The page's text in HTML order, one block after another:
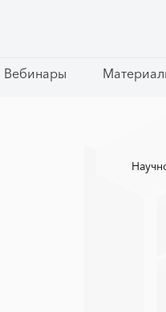
Вебинары
Вебинары